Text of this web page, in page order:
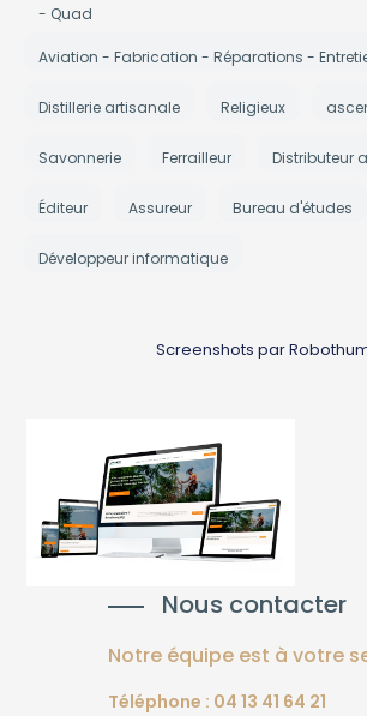
- Quad
Aviation - Fabrication - Réparations -
Distillerie artisanale Religieux
Savonnerie Ferrailleur Distributeur
Éditeur Assureur Bureau d'études
Développeur informatique
Screenshots par
Nous contacter
Notre équipe est à votre
Téléphone : 04 13 41 64 21